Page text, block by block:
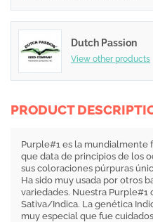
Dutch Passion
View other products
PRODUCT
Purple#1 es la mundialmente
que data de principios de los
sus coloraciones púrpuras
Ha sido muy usada por otros
variedades. Nuestra
Sativa/Indica. La genética
muy especial que fue